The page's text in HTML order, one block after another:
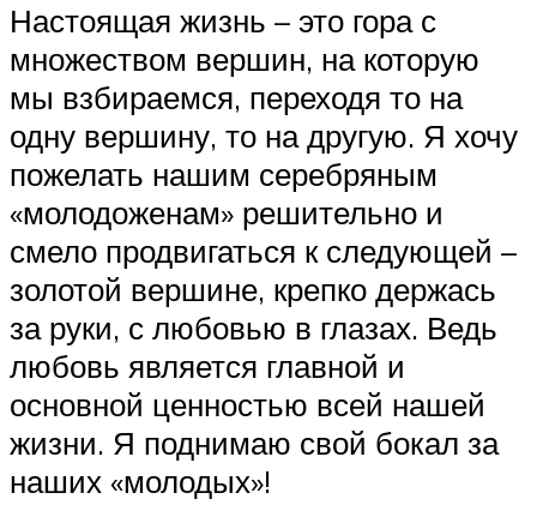
Настоящая жизнь – это гора с
множеством вершин, на которую
мы взбираемся, переходя то на
одну вершину, то на другую. Я хочу
пожелать нашим серебряным
«молодоженам» решительно и
смело продвигаться к следующей –
золотой вершине, крепко держась
за руки, с любовью в глазах. Ведь
любовь является главной и
основной ценностью всей нашей
жизни. Я поднимаю свой бокал за
наших «молодых»!